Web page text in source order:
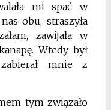
mi spać w
obu, straszyła
zawijała w
Wtedy był
mnie z
tym związało